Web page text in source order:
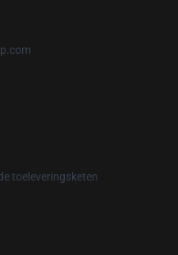
toeleveringsketen